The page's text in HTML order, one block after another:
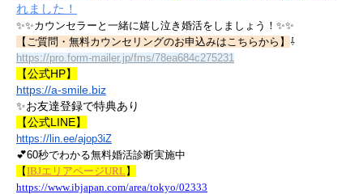
れました！
✨✨カウンセラーと一緒に嬉し泣き婚活をしましょう！✨✨
【ご質問・無料カウンセリングのお申込みはこちらから】 ⇩
https://pro.form-mailer.jp/fms/78ea684c275231
【公式HP】
https://a-smile.biz
✨お友達登録で特典あり
【公式LINE】
https://lin.ee/ajop3iZ
💕60秒でわかる無料婚活診断実施中
【IBJエリアページURL】
https://www.ibjapan.com/area/tokyo/02333